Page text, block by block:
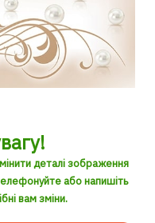
деталі зображення
або напишіть
вам зміни.